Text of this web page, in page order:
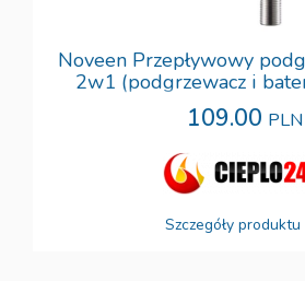
Noveen Przepływowy
2w1 (podgrzewacz i
109.00 PLN
Szczegóły produktu